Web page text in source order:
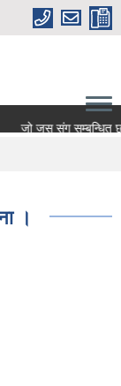
जो जस संग सम्बन्धित छ ।
।